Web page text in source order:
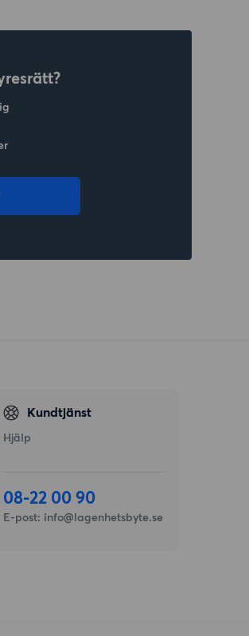
Kundtjänst
Hjälp
08-22 00 90
E-post: info@lagenhetsbyte.se